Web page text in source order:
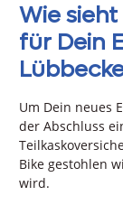
Wie
für Dein
Um Dein neues
der Abschluss
Bike gestohlen
wird.